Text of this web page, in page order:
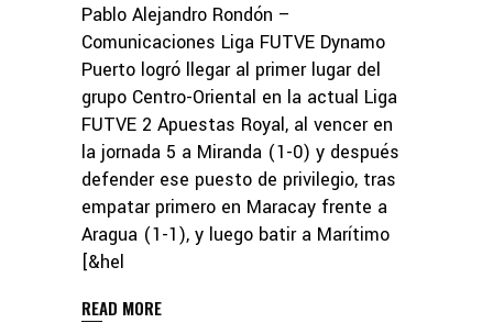
Pablo Alejandro Rondón –
Comunicaciones Liga FUTVE Dynamo
Puerto logró llegar al primer lugar del
grupo Centro-Oriental en la actual Liga
FUTVE 2 Apuestas Royal, al vencer en
la jornada 5 a Miranda (1-0) y después
defender ese puesto de privilegio, tras
empatar primero en Maracay frente a
Aragua (1-1), y luego batir a Marítimo
[&hel
READ MORE